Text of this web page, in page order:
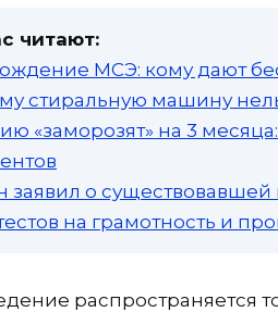
читают:
МСЭ: кому дают
стиральную машину
«заморозят» на 3
заявил о
тестов на грамотность и
распространяется